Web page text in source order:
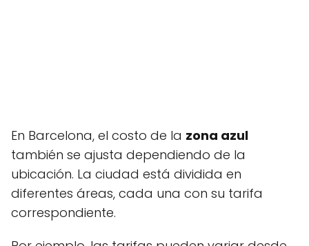
En Barcelona, el costo de la zona azul
también se ajusta dependiendo de la
ubicación. La ciudad está dividida en
diferentes áreas, cada una con su tarifa
correspondiente.